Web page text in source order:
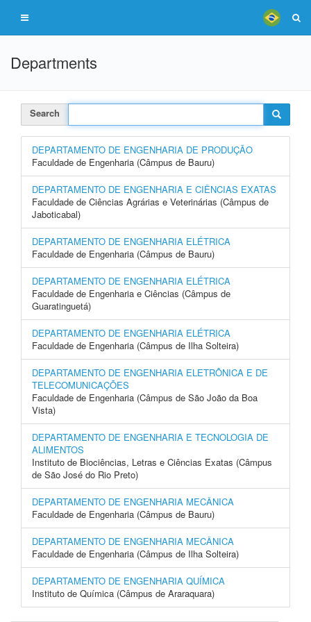
Departments
Search
DEPARTAMENTO DE ENGENHARIA DE PRODUÇÃO
Faculdade de Engenharia (Câmpus de Bauru)
DEPARTAMENTO DE ENGENHARIA E CIÊNCIAS EXATAS
Faculdade de Ciências Agrárias e Veterinárias (Câmpus de
Jaboticabal)
DEPARTAMENTO DE ENGENHARIA ELÉTRICA
Faculdade de Engenharia (Câmpus de Bauru)
DEPARTAMENTO DE ENGENHARIA ELÉTRICA
Faculdade de Engenharia e Ciências (Câmpus de
Guaratinguetá)
DEPARTAMENTO DE ENGENHARIA ELÉTRICA
Faculdade de Engenharia (Câmpus de Ilha Solteira)
DEPARTAMENTO DE ENGENHARIA ELETRÔNICA E DE
TELECOMUNICAÇÕES
Faculdade de Engenharia (Câmpus de São João da Boa
Vista)
DEPARTAMENTO DE ENGENHARIA E TECNOLOGIA DE
ALIMENTOS
Instituto de Biociências, Letras e Ciências Exatas (Câmpus
de São José do Rio Preto)
DEPARTAMENTO DE ENGENHARIA MECÂNICA
Faculdade de Engenharia (Câmpus de Bauru)
DEPARTAMENTO DE ENGENHARIA MECÂNICA
Faculdade de Engenharia (Câmpus de Ilha Solteira)
DEPARTAMENTO DE ENGENHARIA QUÍMICA
Instituto de Química (Câmpus de Araraquara)